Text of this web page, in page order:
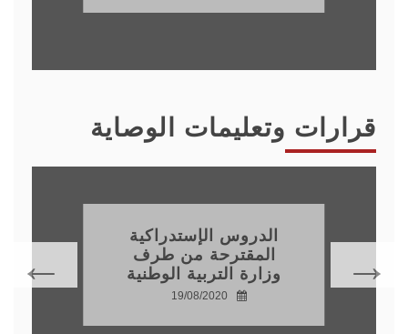
16/02/2026
قرارات وتعليمات الوصاية
تأجيل تنفيذ بعض
النشاطات البيداغوجية
20/08/2020